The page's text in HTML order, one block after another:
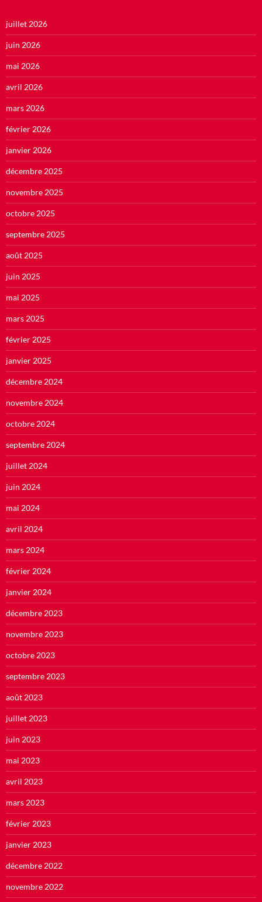
juillet 2026
juin 2026
mai 2026
avril 2026
mars 2026
février 2026
janvier 2026
décembre 2025
novembre 2025
octobre 2025
septembre 2025
août 2025
juin 2025
mai 2025
mars 2025
février 2025
janvier 2025
décembre 2024
novembre 2024
octobre 2024
septembre 2024
juillet 2024
juin 2024
mai 2024
avril 2024
mars 2024
février 2024
janvier 2024
décembre 2023
novembre 2023
octobre 2023
septembre 2023
août 2023
juillet 2023
juin 2023
mai 2023
avril 2023
mars 2023
février 2023
janvier 2023
décembre 2022
novembre 2022